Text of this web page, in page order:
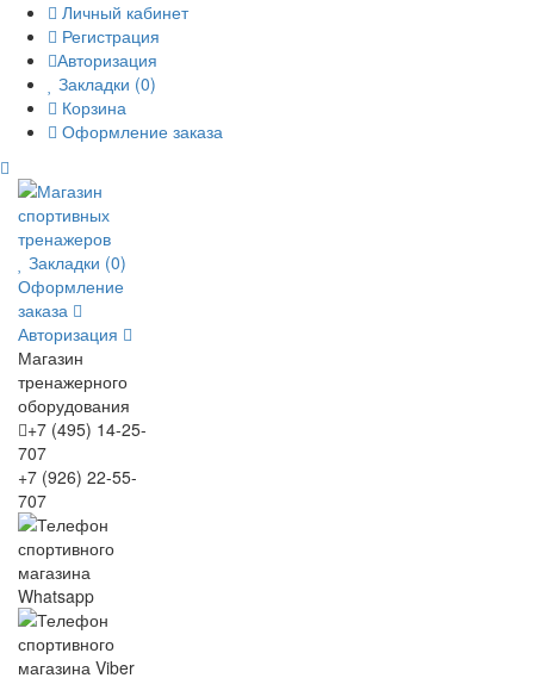
Личный кабинет
Регистрация
Авторизация
Закладки (0)
Корзина
Оформление заказа
Закладки (0)
Оформление
заказа
Авторизация
Магазин
тренажерного
оборудования
+7 (495) 14-25-
707
+7 (926) 22-55-
707